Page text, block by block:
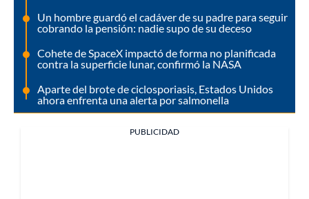
Un hombre guardó el cadáver de su padre para seguir
cobrando la pensión: nadie supo de su deceso
Cohete de SpaceX impactó de forma no planificada
contra la superficie lunar, confirmó la NASA
Aparte del brote de ciclosporiasis, Estados Unidos
ahora enfrenta una alerta por salmonella
PUBLICIDAD